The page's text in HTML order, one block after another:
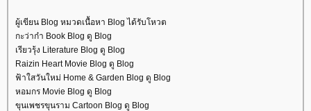
ผู้เขียน Blog หมวดเนื้อหา Blog ได้รับโหวต
กะว่าก๋า Book Blog ดู Blog
เรียวรุ้ง Literature Blog ดู Blog
Raizin Heart Movie Blog ดู Blog
ฟ้าใสวันใหม่ Home & Garden Blog ดู Blog
หอมกร Movie Blog ดู Blog
ขุนเพชรขุนราม Cartoon Blog ดู Blog